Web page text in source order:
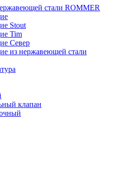
стали ROMMER
Stout
Tim
Север
из нержавеющей стали
клапан